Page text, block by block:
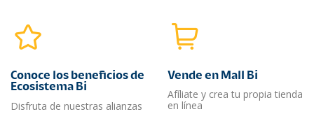
Conoce los beneficios de
Ecosistema Bi
Disfruta de nuestras alianzas
Vende en Mall Bi
Afíliate y crea tu propia tienda
en línea